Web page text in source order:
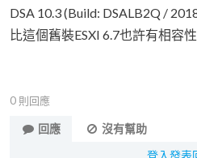
DSA 10.3 (Build: DSALB2Q /
比這個舊裝ESXI 6.7也許有相容
0 則回應
回應
沒有幫助